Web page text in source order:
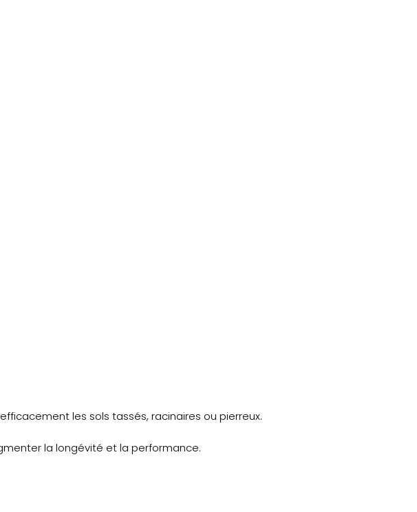
les sols tassés, racinaires ou pierreux.
la longévité et la performance.